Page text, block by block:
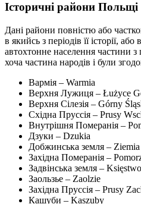
Історичні райони Польщі
Дані райони повністю або
в якийсь з періодів її історії,
автохтонне населення частини з
хоча частина народів і були
Вармія – Warmia
Верхня Лужиця – Łużyce
Верхня Сілезія – Górny
Східна Пруссія – Prusy
Внутрішня Померанія –
Дзуки – Dzukia
Добжинська земля –
Західна Померанія –
Задвінська земля –
Заользье – Zaolzie
Західна Пруссія – Prusy
Кашуби – Kaszuby